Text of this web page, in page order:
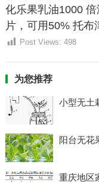
化乐果乳油1000
片，可用50% 托布
Post Views: 498
为您推荐
小型无土
阳台无花
重庆地区